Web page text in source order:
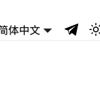
体中文